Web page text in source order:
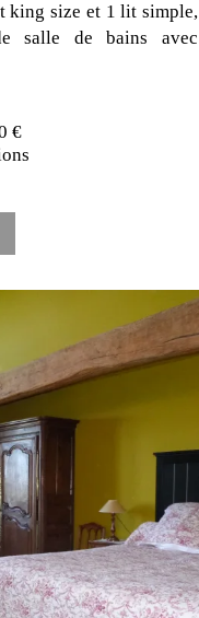
king size et 1 lit simple,
salle de bains avec
€